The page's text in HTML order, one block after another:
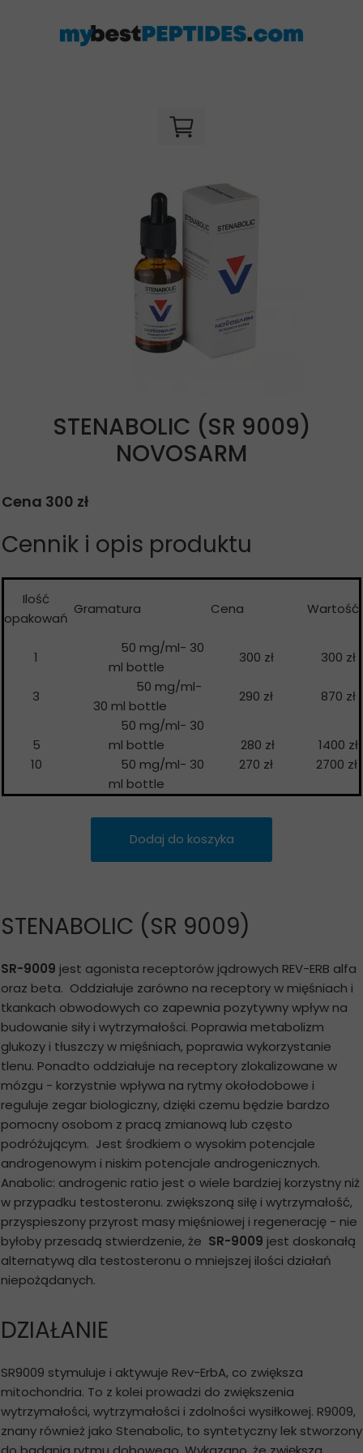
STENABOLIC (SR 9009)
NOVOSARM
Cena 300 zł
Cennik i opis produktu
Ilość
opakowań
Gramatura Cena Wartość
1
50 mg/ml- 30
ml bottle
300 zł 300 zł
3
50 mg/ml-
30 ml bottle
290 zł 870 zł
5
10
50 mg/ml- 30
ml bottle
50 mg/ml- 30
ml bottle
280 zł
270 zł
1400 zł
2700 zł
Dodaj do koszyka
STENABOLIC (SR 9009)
SR-9009 jest agonista receptorów jądrowych REV-ERB alfa
oraz beta. Oddziałuje zarówno na receptory w mięśniach i
tkankach obwodowych co zapewnia pozytywny wpływ na
budowanie siły i wytrzymałości. Poprawia metabolizm
glukozy i tłuszczy w mięśniach, poprawia wykorzystanie
tlenu. Ponadto oddziałuje na receptory zlokalizowane w
mózgu - korzystnie wpływa na rytmy okołodobowe i
reguluje zegar biologiczny, dzięki czemu będzie bardzo
pomocny osobom z pracą zmianową lub często
podróżującym. Jest środkiem o wysokim potencjale
androgenowym i niskim potencjale androgenicznych.
Anabolic: androgenic ratio jest o wiele bardziej korzystny niż
w przypadku testosteronu. zwiększoną siłę i wytrzymałość,
przyspieszony przyrost masy mięśniowej i regenerację - nie
byłoby przesadą stwierdzenie, że SR-9009 jest doskonałą
alternatywą dla testosteronu o mniejszej ilości działań
niepożądanych.
DZIAŁANIE
SR9009 stymuluje i aktywuje Rev-ErbA, co zwiększa
mitochondria. To z kolei prowadzi do zwiększenia
wytrzymałości, wytrzymałości i zdolności wysiłkowej. R9009,
znany również jako Stenabolic, to syntetyczny lek stworzony